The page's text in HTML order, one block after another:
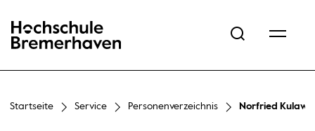
Hochschule Bremerhaven
Startseite Service Personenverzeichnis Norfried Kulawik